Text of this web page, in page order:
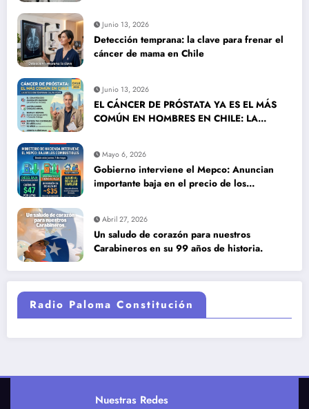
Junio 13, 2026
Detección temprana: la clave para frenar el
cáncer de mama en Chile
Junio 13, 2026
EL CÁNCER DE PRÓSTATA YA ES EL MÁS
COMÚN EN HOMBRES EN CHILE: LA
Mayo 6, 2026
Gobierno interviene el Mepco: Anuncian
importante baja en el precio de los
Abril 27, 2026
Un saludo de corazón para nuestros
Carabineros en su 99 años de historia.
Radio Paloma Constitución
Nuestras Redes